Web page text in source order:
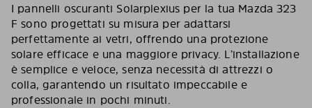
I pannelli oscuranti Solarplexius per la tua Mazda 323
F sono progettati su misura per adattarsi
perfettamente ai vetri, offrendo una protezione
solare efficace e una maggiore privacy. L’installazione
è semplice e veloce, senza necessità di attrezzi o
colla, garantendo un risultato impeccabile e
professionale in pochi minuti.